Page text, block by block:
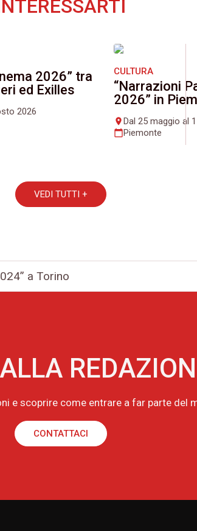
2026” tra
ed Exilles
2026
CULTURA
“Narrazioni
2026” in
placeDal 25 maggio al
calendar_todayPiemonte
VEDI TUTTI +
a Torino
e scoprire come entrare a far parte del
CONTATTACI